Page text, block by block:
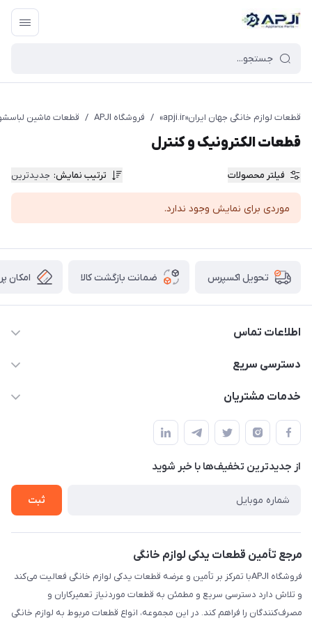
قطعات یدکی و جانبی لوازم خانگی جهان ایران
قطعات لوازم خانگی جهان ایران«apji.ir» / فروشگاه APJI / قطعات ماشین
قطعات الکترونیک و کنترل
فیلتر محصولات ترتیب نمایش: جدیدترین
موردی برای نمایش وجود ندارد.
تحویل اکسپرس ضمانت بازگشت کالا امکان
اطلاعات تماس
09106753413
دسترسی سریع
حساب کاربری
لیست محصولات
درباره ما
خدمات مشتریان
قوانین و مقررات
حریم خصوصی
راهنما
از جدید‌ترین تخفیف‌ها با‌ خبر شوید
ثبت
مرجع تأمین قطعات یدکی لوازم خانگی
فروشگاه APJIبا تمرکز بر تأمین و عرضه قطعات یدکی لوازم خانگی فعالیت می‌کند
و تلاش دارد دسترسی سریع و مطمئن به قطعات موردنیاز تعمیرکاران و
مصرف‌کنندگان را فراهم کند. در این مجموعه، انواع قطعات مربوط به لوازم خانگی